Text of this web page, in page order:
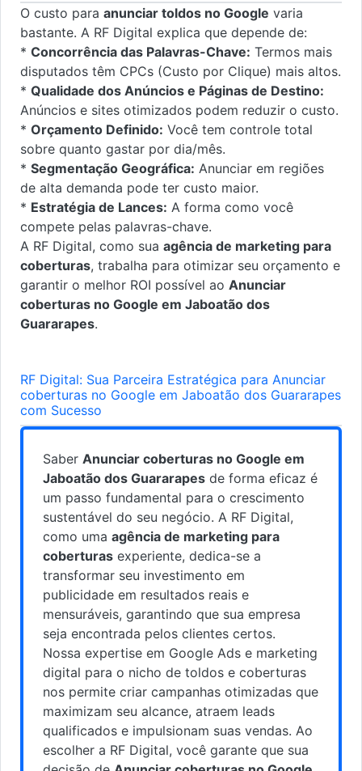
O custo para anunciar toldos no Google varia
bastante. A RF Digital explica que depende de:
* Concorrência das Palavras-Chave: Termos mais
disputados têm CPCs (Custo por Clique) mais altos.
* Qualidade dos Anúncios e Páginas de Destino:
Anúncios e sites otimizados podem reduzir o custo.
* Orçamento Definido: Você tem controle total
sobre quanto gastar por dia/mês.
* Segmentação Geográfica: Anunciar em regiões
de alta demanda pode ter custo maior.
* Estratégia de Lances: A forma como você
compete pelas palavras-chave.
A RF Digital, como sua agência de marketing para
coberturas, trabalha para otimizar seu orçamento e
garantir o melhor ROI possível ao Anunciar
coberturas no Google em Jaboatão dos
Guararapes.
RF Digital: Sua Parceira Estratégica para Anunciar
coberturas no Google em Jaboatão dos Guararapes
com Sucesso
Saber Anunciar coberturas no Google em
Jaboatão dos Guararapes de forma eficaz é
um passo fundamental para o crescimento
sustentável do seu negócio. A RF Digital,
como uma agência de marketing para
coberturas experiente, dedica-se a
transformar seu investimento em
publicidade em resultados reais e
mensuráveis, garantindo que sua empresa
seja encontrada pelos clientes certos.
Nossa expertise em Google Ads e marketing
digital para o nicho de toldos e coberturas
nos permite criar campanhas otimizadas que
maximizam seu alcance, atraem leads
qualificados e impulsionam suas vendas. Ao
escolher a RF Digital, você garante que sua